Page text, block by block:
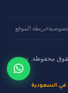
خريطة الموقع
في السعودية